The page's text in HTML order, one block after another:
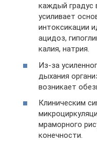
каждый градус
усиливает
интоксикации
ацидоз,
калия, натрия.
Из-за
дыхания
возникает
Клиническим
мраморного
конечности.